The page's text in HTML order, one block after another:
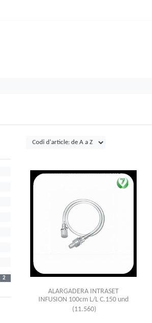
2
ALARGADERA INTRASET
INFUSION 100cm L/L C.150 und
(11.560)